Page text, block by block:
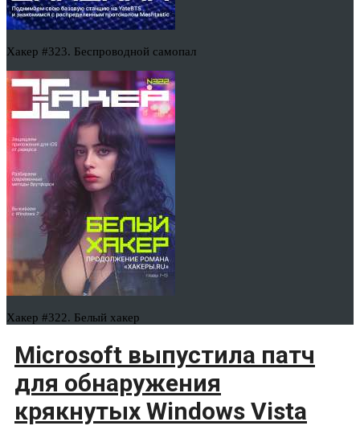
Хакер #323. Беспроводной самопал
Хакер #322. Белый хакер
Microsoft выпустила патч
для обнаружения
крякнутых Windows Vista